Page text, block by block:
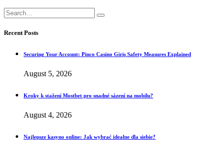
Recent Posts
Securing Your Account: Pinco Casino Giriş Safety Measures Explained
August 5, 2026
Kroky k stažení Mostbet pro snadné sázení na mobilu?
August 4, 2026
Najlepsze kasyno online: Jak wybrać idealne dla siebie?